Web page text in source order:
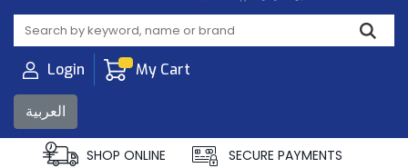
Afrah Al Khaleej
Gen Trad & Cont Co. Wll
Login My Cart
العربية
SHOP ONLINE SECURE PAYMENTS